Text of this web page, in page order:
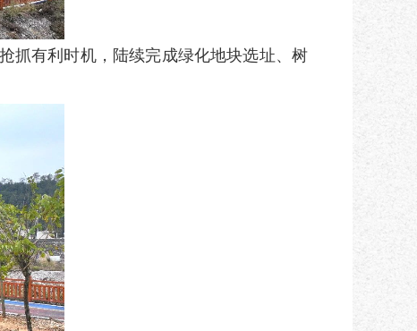
抓有利时机，陆续完成绿化地块选址、树